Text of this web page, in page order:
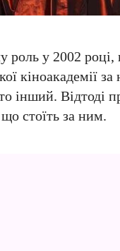
роль у 2002
кіноакадемії за
інший. Відтоді
стоїть за ним.